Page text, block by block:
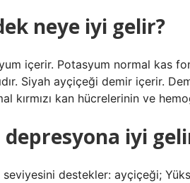
neye iyi gelir?
içerir. Potasyum normal kas
Siyah ayçiçeği demir içerir.
kırmızı kan hücrelerinin ve
iyi
seviyesini destekler: ayçiçeği;